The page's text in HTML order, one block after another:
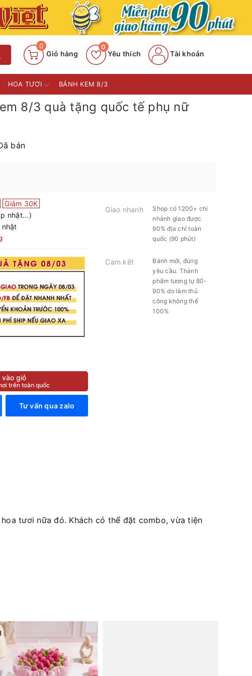
0
Giỏ hàng Yêu thích
0
Tài khoản
HOA TƯƠI BÁNH KEM 8/3
8/3 quà tặng quốc tế phụ nữ
bán
Giảm 30K
nhật...)
vào giỏ
trên toàn quốc
Tư vấn qua zalo
Giao nhanh
Shop có 1200+ chi
nhánh giao được
90% địa chỉ toàn
quốc (90 phút)
Cam kết
Bánh mới, đúng
yêu cầu. Thành
phẩm tương tự 80-
90% do làm thủ
công không thể
100%
tươi nữa đó. Khách có thể đặt combo, vừa tiện